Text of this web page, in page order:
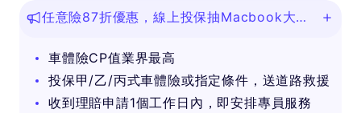
任意險87折優惠，線上投保抽Macbook大
車體險CP值業界最高
投保甲/乙/丙式車體險或指定條件，送道路救援
收到理賠申請1個工作日內，即安排專員服務